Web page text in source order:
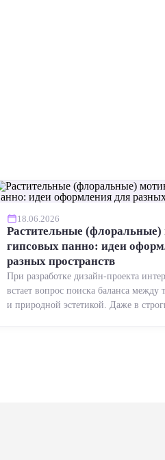
18.06.2026
Растительные
гипсовых панно: идеи
разных пространств
При разработке дизайн-проекта
встает вопрос поиска баланса между
и природной эстетикой. Даже в